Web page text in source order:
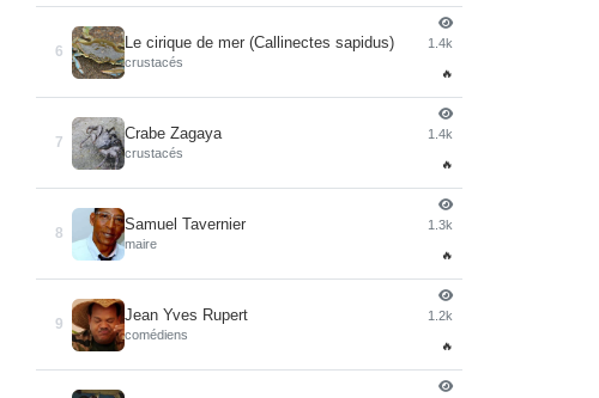
6
Le cirique de mer (Callinectes sapidus)
crustacés
1.4k
🔥
7
Crabe Zagaya
crustacés
1.4k
🔥
8
Samuel Tavernier
maire
1.3k
🔥
9
Jean Yves Rupert
comédiens
1.2k
🔥